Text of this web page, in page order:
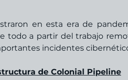
en esta era de
todo a partir del trabajo
de Colonial Pipeline